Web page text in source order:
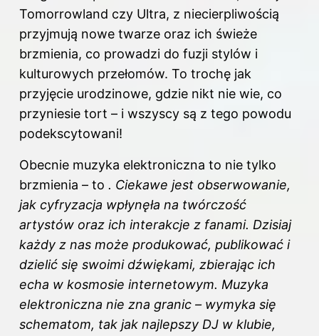
Tomorrowland czy Ultra, z niecierpliwością
przyjmują nowe twarze oraz ich świeże
brzmienia, co prowadzi do fuzji stylów i
kulturowych przełomów. To trochę jak
przyjęcie urodzinowe, gdzie nikt nie wie, co
przyniesie tort – i wszyscy są z tego powodu
podekscytowani!
Obecnie muzyka elektroniczna to nie tylko
brzmienia – to . Ciekawe jest obserwowanie,
jak cyfryzacja wpłynęła na twórczość
artystów oraz ich interakcje z fanami. Dzisiaj
każdy z nas może produkować, publikować i
dzielić się swoimi dźwiękami, zbierając ich
echa w kosmosie internetowym. Muzyka
elektroniczna nie zna granic – wymyka się
schematom, tak jak najlepszy DJ w klubie,